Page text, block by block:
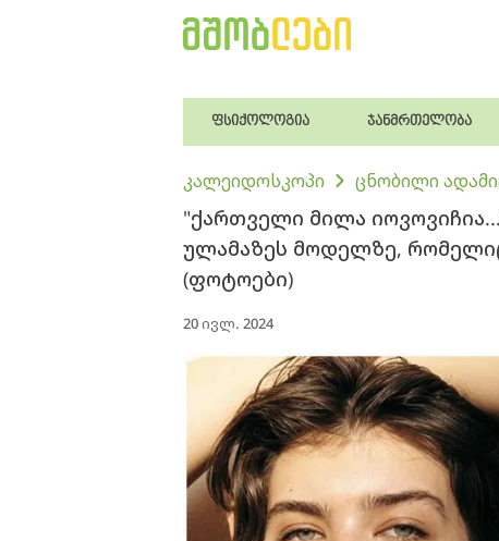
ფსიქოლოგია ჯანმრთელობა
კალეიდოსკოპი ცნობილი
"ქართველი მილა
ულამაზეს მოდელზე,
(ფოტოები)
20 ივლ. 2024